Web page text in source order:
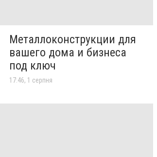
Металлоконструкции для
вашего дома и бизнеса
под ключ
17:46, 1 серпня